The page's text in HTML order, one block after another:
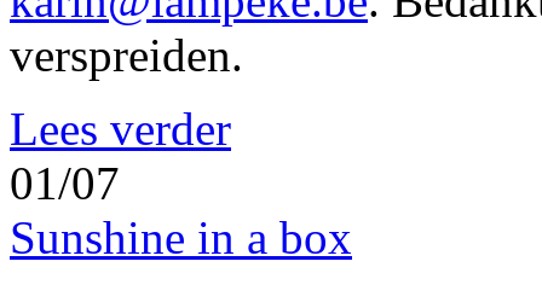
verspreiden.
Lees verder
01/07
Sunshine in a box